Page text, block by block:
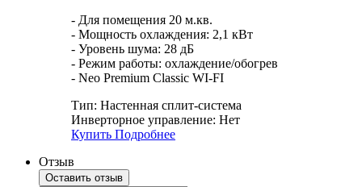
- Для помещения 20 м.кв.
- Мощность охлаждения: 2,1 кВт
- Уровень шума: 28 дБ
- Режим работы: охлаждение/обогрев
- Neo Premium Classic WI-FI
Тип: Настенная сплит-система
Инверторное управление: Нет
Купить Подробнее
Отзыв
Оставить отзыв